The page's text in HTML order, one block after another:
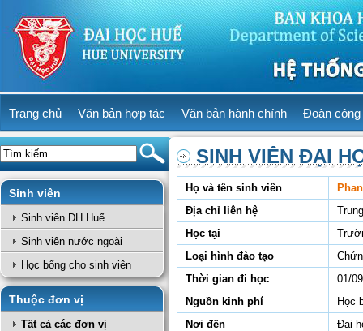
Trang chủ Văn bản hợp tác Văn bản hành chính Đoàn công
Sinh viên
Sinh viên ĐH Huế
Sinh viên nước ngoài
Học bổng cho sinh viên
Thuộc đơn vị
Tất cả các đơn vị
SINH VIÊN ĐẠI
Họ và tên sinh viên
Địa chỉ liên hệ
Học tại
Loại hình đào tạo
Thời gian đi học
01/
Nguồn kinh phí
Học
Nơi đến
Đại